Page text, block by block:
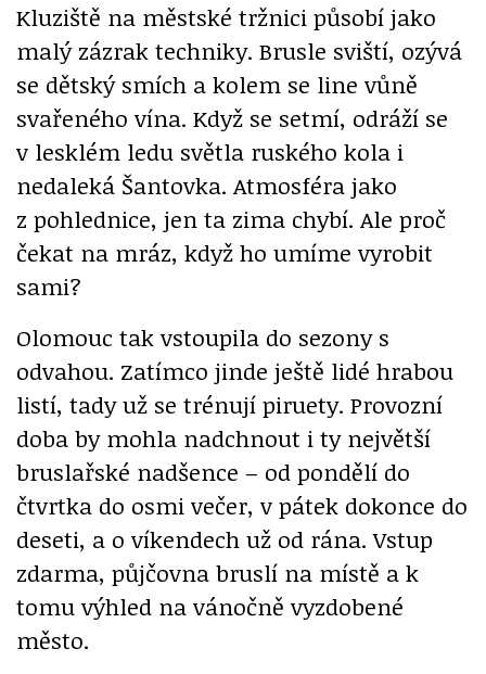
Kluziště na městské tržnici působí jako
malý zázrak techniky. Brusle sviští, ozývá
se dětský smích a kolem se line vůně
svařeného vína. Když se setmí, odráží se
v lesklém ledu světla ruského kola i
nedaleká Šantovka. Atmosféra jako
z pohlednice, jen ta zima chybí. Ale proč
čekat na mráz, když ho umíme vyrobit
sami?
Olomouc tak vstoupila do sezony s
odvahou. Zatímco jinde ještě lidé hrabou
listí, tady už se trénují piruety. Provozní
doba by mohla nadchnout i ty největší
bruslařské nadšence – od pondělí do
čtvrtka do osmi večer, v pátek dokonce do
deseti, a o víkendech už od rána. Vstup
zdarma, půjčovna bruslí na místě a k
tomu výhled na vánočně vyzdobené
město.